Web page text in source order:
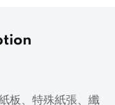
板、特殊紙張、纖